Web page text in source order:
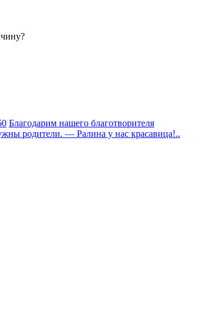
Благодарим нашего благотворителя
родители. — Ралина у нас красавица!..